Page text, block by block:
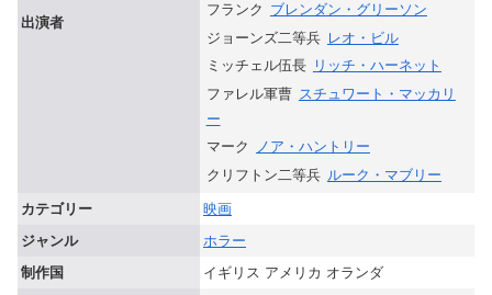
出演者
フランク ブレンダン・グリーソン
ジョーンズ二等兵 レオ・ビル
ミッチェル伍長
リッチ・ハーネット
ファレル軍曹 スチュワート・マッカリ
ー
マーク
ノア・ハントリー
クリフトン二等兵 ルーク・マブリー
カテゴリー
映画
ジャンル
ホラー
制作国
イギリス アメリカ オランダ